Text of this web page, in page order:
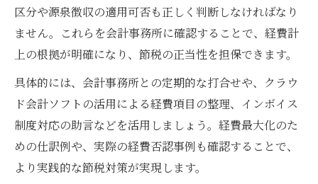
区分や源泉徴収の適用可否も正しく判断しなければなり
ません。これらを会計事務所に確認することで、経費計
上の根拠が明確になり、節税の正当性を担保できます。
具体的には、会計事務所との定期的な打合せや、クラウ
ド会計ソフトの活用による経費項目の整理、インボイス
制度対応の助言などを活用しましょう。経費最大化のた
めの仕訳例や、実際の経費否認事例も確認することで、
より実践的な節税対策が実現します。